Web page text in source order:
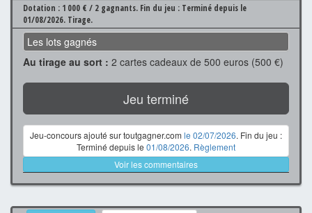
Dotation : 1 000 € / 2 gagnants. Fin du jeu : Terminé depuis le
01/08/2026. Tirage.
Les lots gagnés
Au tirage au sort : 2 cartes cadeaux de 500 euros (500 €)
Jeu terminé
Jeu-concours ajouté sur toutgagner.com le 02/07/2026. Fin du jeu :
Terminé depuis le 01/08/2026. Règlement
Voir les commentaires